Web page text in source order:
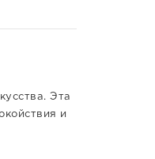
Эта
и